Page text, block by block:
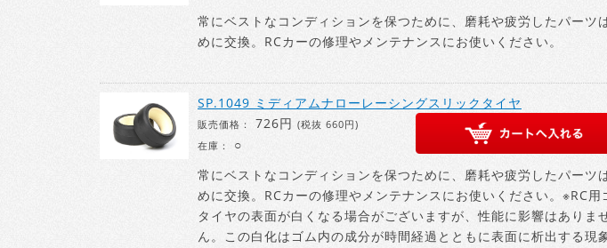
常にベストなコンディションを保つために、磨耗や疲労したパーツ
めに交換。RCカーの修理やメンテナンスにお使いください。
SP.1049 ミディアムナローレーシングスリックタイヤ
販売価格： 726円 (税抜 660円)
在庫：
○
常にベストなコンディションを保つために、磨耗や疲労したパーツ
めに交換。RCカーの修理やメンテナンスにお使いください。※RC用
タイヤの表面が白くなる場合がございますが、性能に影響はありま
ん。この白化はゴム内の成分が時間経過とともに表面に析出する現